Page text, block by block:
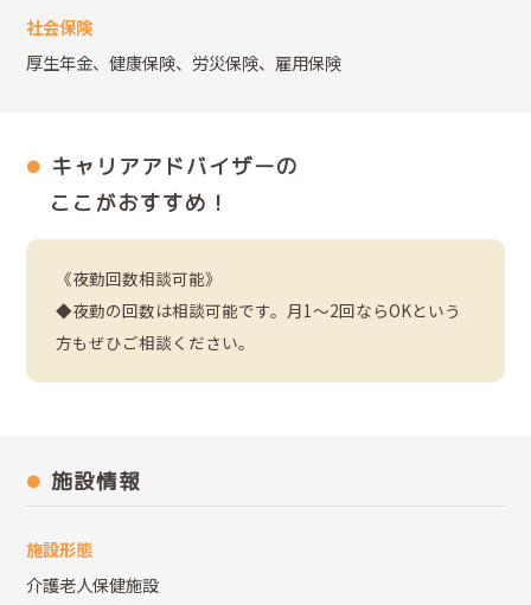
社会保険
厚生年金、健康保険、労災保険、雇用保険
キャリアアドバイザーの
ここがおすすめ！
《夜勤回数相談可能》
◆夜勤の回数は相談可能です。月1～2回ならOKという
方もぜひご相談ください。
施設情報
施設形態
介護老人保健施設